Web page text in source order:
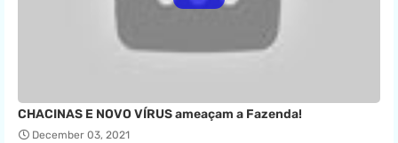
CHACINAS E NOVO VÍRUS ameaçam a Fazenda!
December 03, 2021